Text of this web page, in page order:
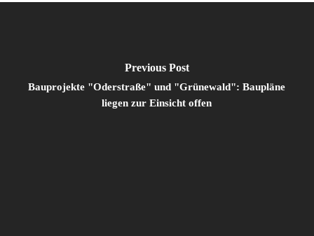
Previous Post
Bauprojekte "Oderstraße" und "Grünewald": Baupläne
liegen zur Einsicht offen